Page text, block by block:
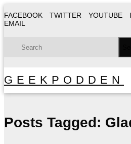
FACEBOOK TWITTER YOUTUBE
EMAIL
GEEKPODDEN
Posts Tagged: